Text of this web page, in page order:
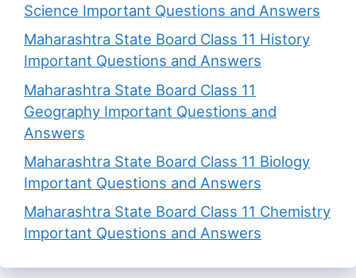
Science Important Questions and Answers
Maharashtra State Board Class 11 History
Important Questions and Answers
Maharashtra State Board Class 11
Geography Important Questions and
Answers
Maharashtra State Board Class 11 Biology
Important Questions and Answers
Maharashtra State Board Class 11 Chemistry
Important Questions and Answers